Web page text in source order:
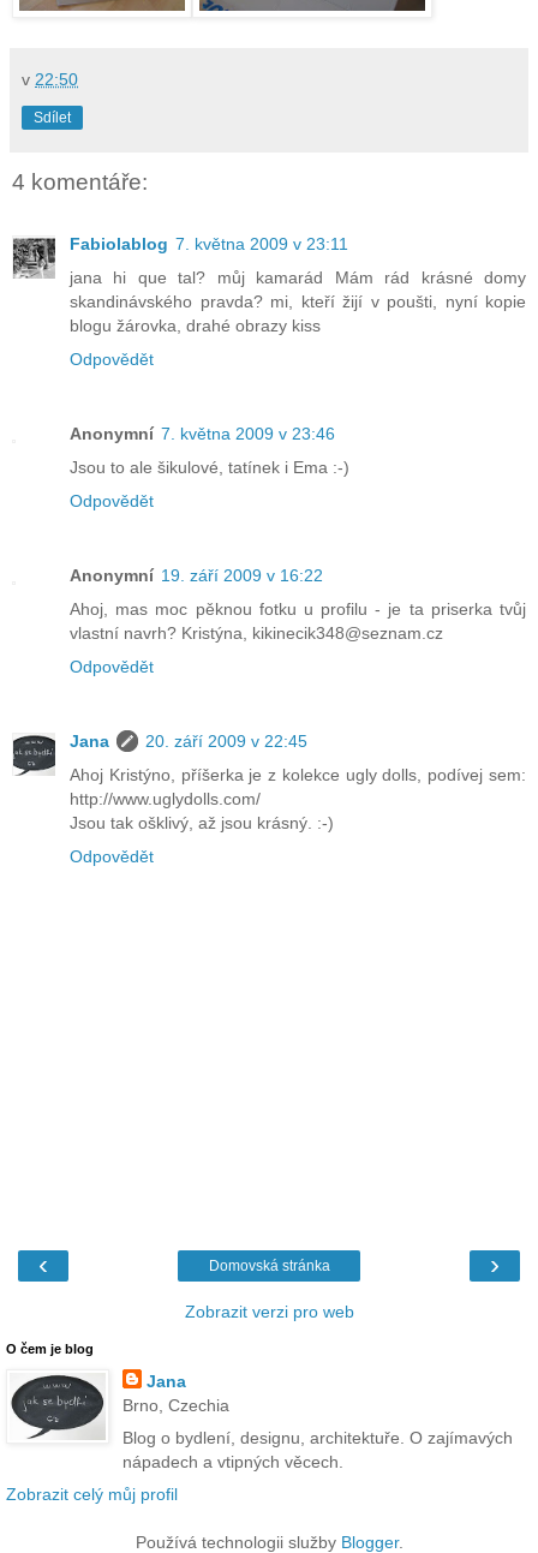
v 22:50
Sdílet
4 komentáře:
Fabiolablog 7. května 2009 v 23:11
jana hi que tal? můj kamarád Mám rád krásné domy
skandinávského pravda? mi, kteří žijí v poušti, nyní kopie
blogu žárovka, drahé obrazy kiss
Odpovědět
Anonymní 7. května 2009 v 23:46
Jsou to ale šikulové, tatínek i Ema :-)
Odpovědět
Anonymní 19. září 2009 v 16:22
Ahoj, mas moc pěknou fotku u profilu - je ta priserka tvůj
vlastní navrh? Kristýna, kikinecik348@seznam.cz
Odpovědět
Jana
20. září 2009 v 22:45
Ahoj Kristýno, příšerka je z kolekce ugly dolls, podívej sem:
http://www.uglydolls.com/
Jsou tak ošklivý, až jsou krásný. :-)
Odpovědět
‹ ›
Domovská stránka
Zobrazit verzi pro web
O čem je blog
Jana
Brno, Czechia
Blog o bydlení, designu, architektuře. O zajímavých
nápadech a vtipných věcech.
Zobrazit celý můj profil
Používá technologii služby Blogger.